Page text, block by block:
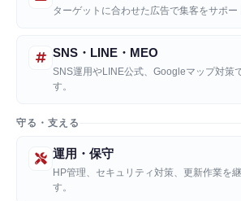
ターゲットに合わせた広告で集客をサポー
SNS・LINE・MEO
SNS運用やLINE公式、Googleマップ対策
す。
守る・支える
運用・保守
HP管理、セキュリティ対策、更新作業を
す。